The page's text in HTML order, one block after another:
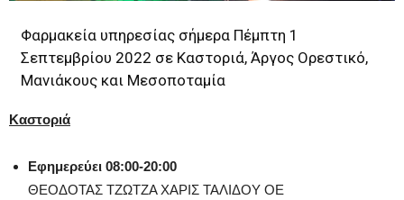
Φαρμακεία υπηρεσίας σήμερα Πέμπτη 1
Σεπτεμβρίου 2022 σε Καστοριά, Άργος Ορεστικό,
Μανιάκους και Μεσοποταμία
Καστοριά
Εφημερεύει 08:00-20:00
ΘΕΟΔΟΤΑΣ ΤΖΩΤΖΑ ΧΑΡΙΣ ΤΑΛΙΔΟΥ ΟΕ